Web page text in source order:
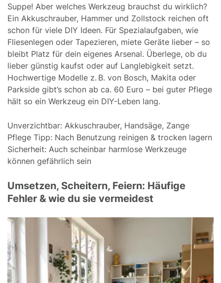
Suppe! Aber welches Werkzeug brauchst du wirklich?
Ein Akkuschrauber, Hammer und Zollstock reichen oft
schon für viele DIY Ideen. Für Spezialaufgaben, wie
Fliesenlegen oder Tapezieren, miete Geräte lieber – so
bleibt Platz für dein eigenes Arsenal. Überlege, ob du
lieber günstig kaufst oder auf Langlebigkeit setzt.
Hochwertige Modelle z. B. von Bosch, Makita oder
Parkside gibt’s schon ab ca. 60 Euro – bei guter Pflege
hält so ein Werkzeug ein DIY-Leben lang.
Unverzichtbar: Akkuschrauber, Handsäge, Zange
Pflege Tipp: Nach Benutzung reinigen & trocken lagern
Sicherheit: Auch scheinbar harmlose Werkzeuge
können gefährlich sein
Umsetzen, Scheitern, Feiern: Häufige
Fehler & wie du sie vermeidest